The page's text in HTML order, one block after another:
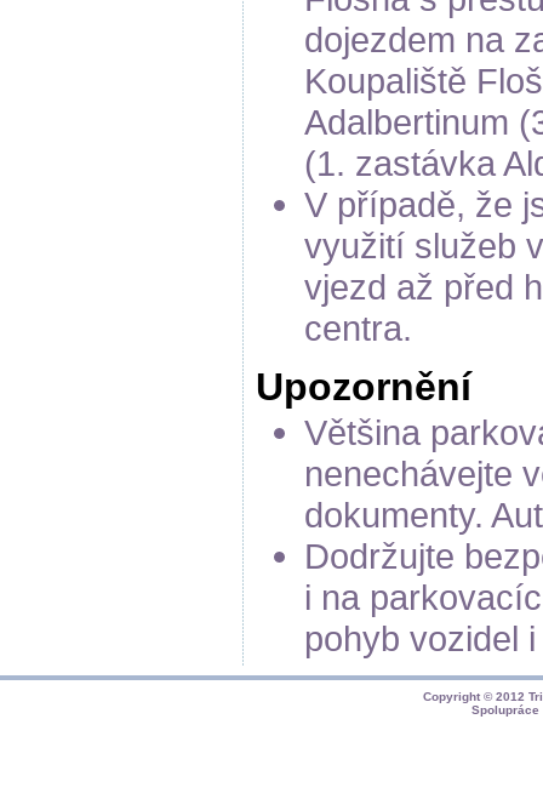
dojezdem na
Koupaliště
Adalbertinum
(1. zastávka
V případě, že
využití služeb
vjezd až před
centra.
Upozornění
Většina
nenechávejte
dokumenty.
Dodržujte
i na
pohyb vozidel
Copyright © 2012